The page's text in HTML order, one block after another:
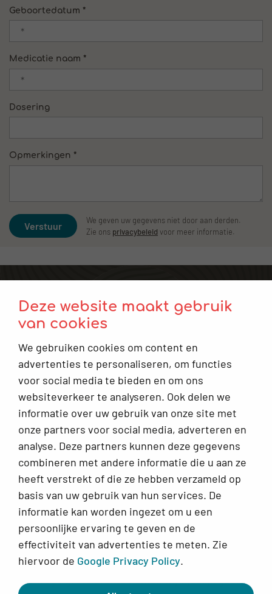
Deze website maakt gebruik
van cookies
We gebruiken cookies om content en
advertenties te personaliseren, om functies
voor social media te bieden en om ons
websiteverkeer te analyseren. Ook delen we
informatie over uw gebruik van onze site met
onze partners voor social media, adverteren en
analyse. Deze partners kunnen deze gegevens
combineren met andere informatie die u aan ze
heeft verstrekt of die ze hebben verzameld op
basis van uw gebruik van hun services. De
informatie kan worden ingezet om u een
persoonlijke ervaring te geven en de
effectiviteit van advertenties te meten. Zie
hiervoor de Google Privacy Policy.
Geboortedatum *
Medicatie naam *
Dosering
Opmerkingen *
Verstuur
We geven uw gegevens niet door aan derden.
Zie ons privacybeleid voor meer informatie.
Plan een afspraak
Keuzehulp: Moet ik naar de gynaecoloog?
Infoplein
Veelgestelde vragen
Alles voor jouw klachten rondom de vrouwelijke cyclus
Over Ellesie
Werkwijze, ons team en meer
Doorverwijzingen menopauze
klachten
Vanwege grote drukte nemen wij tijdelijk geen